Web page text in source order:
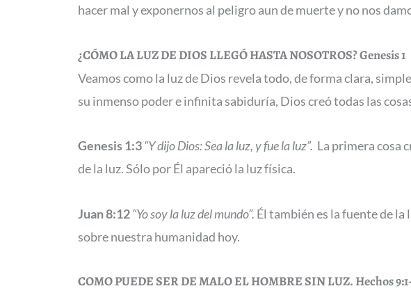
hacer mal y exponernos al peligro aun de muerte y no nos
¿CÓMO LA LUZ DE DIOS LLEGÓ HASTA NOSOTROS?Genesis 1
Veamos como la luz de Dios revela todo, de forma clara,
su inmenso poder e infinita sabiduría, Dios creó todas las
Genesis 1:3“Y dijo Dios: Sea la luz, y fue la luz”. La primera cosa
de la luz. Sólo por Él apareció la luz física.
Juan 8:12“Yo soy la luz del mundo”. Él también es la fuente de
sobre nuestra humanidad hoy.
COMO PUEDE SER DE MALO EL HOMBRE SIN LUZ. Hechos